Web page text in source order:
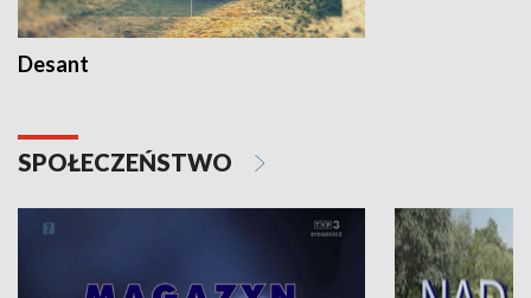
Desant
SPOŁECZEŃSTWO